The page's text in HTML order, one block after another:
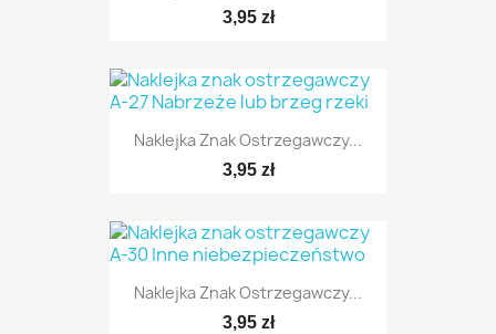
TYLKO ONLINE
3,95 zł
TYLKO ONLINE
Naklejka Znak Ostrzegawczy...
3,95 zł
TYLKO ONLINE
Naklejka Znak Ostrzegawczy...
3,95 zł